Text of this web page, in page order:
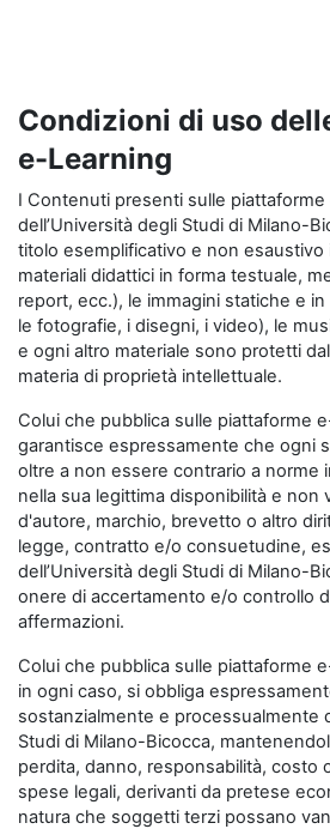
Condizioni di uso
e-Learning
I Contenuti presenti sulle
dell’Università degli Studi di Milano-
titolo esemplificativo e non esaustivo
materiali didattici in forma testuale,
report, ecc.), le immagini statiche e
le fotografie, i disegni, i video), le
e ogni altro materiale sono protetti
materia di proprietà intellettuale.
Colui che pubblica sulle piattaforme
garantisce espressamente che ogni
oltre a non essere contrario a norme
nella sua legittima disponibilità e non
d'autore, marchio, brevetto o altro
legge, contratto e/o consuetudine,
dell’Università degli Studi di Milano-
onere di accertamento e/o controllo
affermazioni.
Colui che pubblica sulle piattaforme
in ogni caso, si obbliga
sostanzialmente e processualmente
Studi di Milano-Bicocca,
perdita, danno, responsabilità, costo
spese legali, derivanti da pretese
natura che soggetti terzi possano